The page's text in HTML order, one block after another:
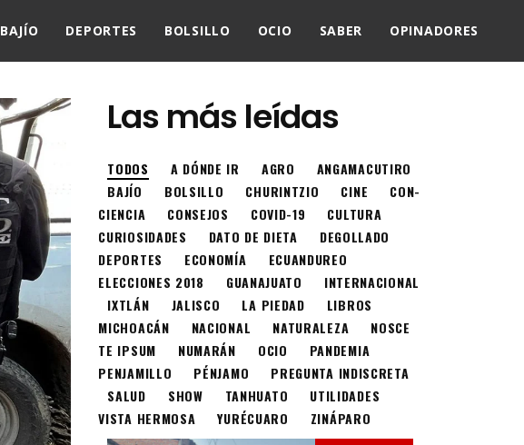
BAJÍO DEPORTES BOLSILLO OCIO SABER OPINADORES
Las más leídas
TODOS A DÓNDE IR AGRO
ANGAMACUTIRO
BAJÍO
BOLSILLO CHURINTZIO CINE
CON-
CIENCIA
CONSEJOS COVID-19
CULTURA
CURIOSIDADES
DATO DE DIETA
DEGOLLADO
DEPORTES
ECONOMÍA
ECUANDUREO
ELECCIONES 2018
GUANAJUATO
INTERNACIONAL
IXTLÁN
JALISCO LA PIEDAD
LIBROS
MICHOACÁN
NACIONAL NATURALEZA
NOSCE
TE IPSUM
NUMARÁN OCIO
PANDEMIA
PENJAMILLO
PÉNJAMO
PREGUNTA INDISCRETA
SALUD
SHOW TANHUATO
UTILIDADES
VISTA HERMOSA
YURÉCUARO ZINÁPARO